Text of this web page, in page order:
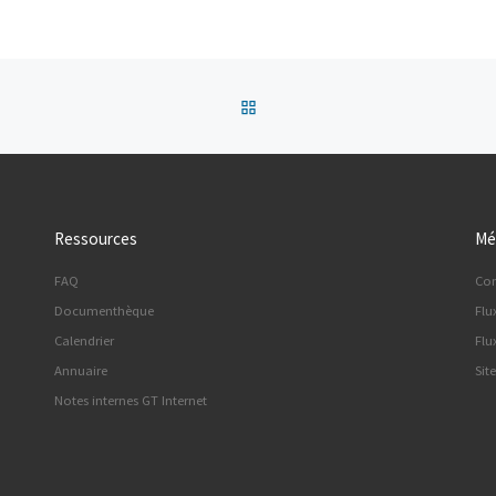
Ressources
FAQ
Documenthèque
Calendrier
Annuaire
Notes internes GT Internet